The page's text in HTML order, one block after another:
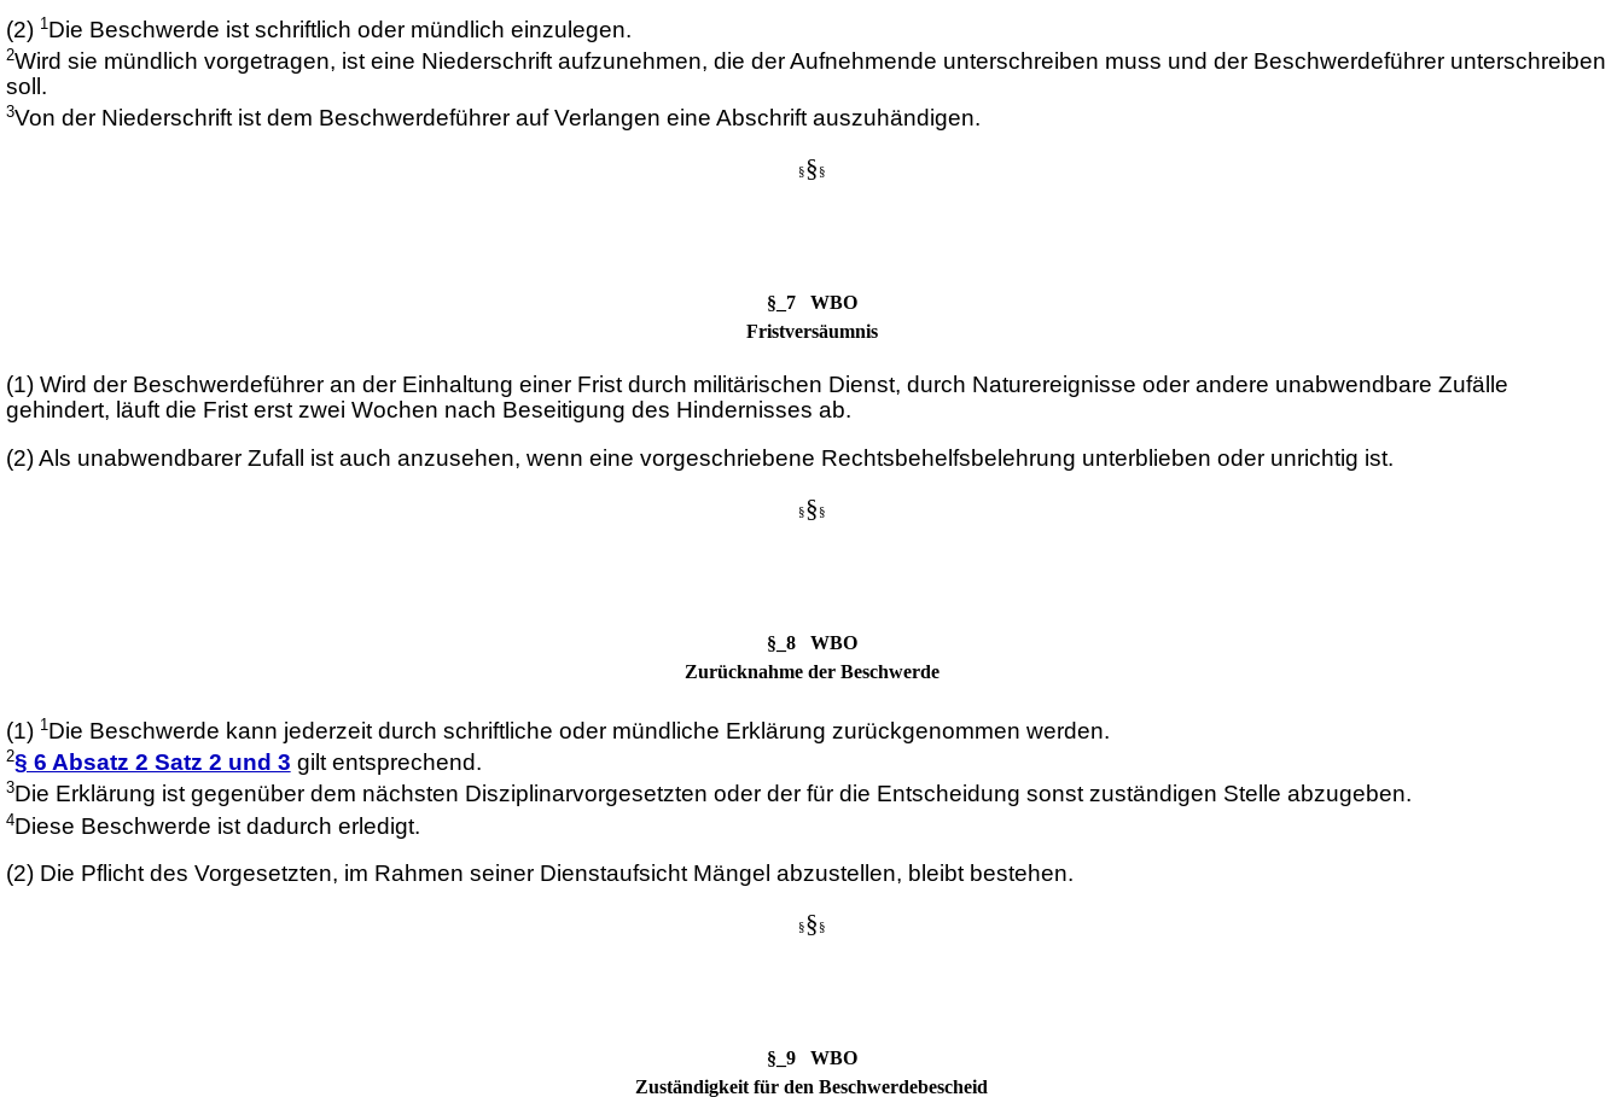
(2) 1Die Beschwerde ist schriftlich oder mündlich einzulegen.
2Wird sie mündlich vorgetragen, ist eine Niederschrift aufzunehmen, die der Aufnehmende unterschreiben muss und der Beschwerdeführer unterschreiben
soll.
3Von der Niederschrift ist dem Beschwerdeführer auf Verlangen eine Abschrift auszuhändigen.
§§ §
§_7 WBO
Fristversäumnis
(1) Wird der Beschwerdeführer an der Einhaltung einer Frist durch militärischen Dienst, durch Naturereignisse oder andere unabwendbare Zufälle
gehindert, läuft die Frist erst zwei Wochen nach Beseitigung des Hindernisses ab.
(2)Als unabwendbarer Zufall ist auch anzusehen, wenn eine vorgeschriebene Rechtsbehelfsbelehrung unterblieben oder unrichtig ist.
§§ §
§_8 WBO
Zurücknahme der Beschwerde
(1) 1Die Beschwerde kann jederzeit durch schriftliche oder mündliche Erklärung zurückgenommen werden.
2§ 6 Absatz 2 Satz 2 und 3 gilt entsprechend.
3Die Erklärung ist gegenüber dem nächsten Disziplinarvorgesetzten oder der für die Entscheidung sonst zuständigen Stelle abzugeben.
4Diese Beschwerde ist dadurch erledigt.
(2) Die Pflicht des Vorgesetzten, im Rahmen seiner Dienstaufsicht Mängel abzustellen, bleibt bestehen.
§§ §
§_9 WBO
Zuständigkeit für den Beschwerdebescheid